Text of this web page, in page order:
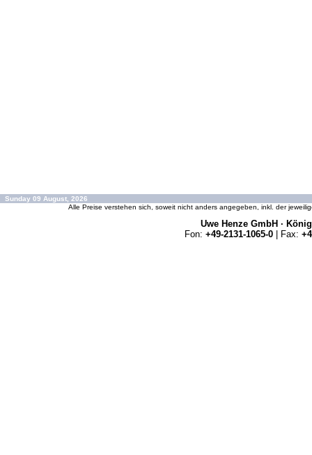
Sunday 09 August, 2026
Alle Preise verstehen sich, soweit nicht anders angegeben, inkl. der
Uwe Henze GmbH ·
Fon: +49-2131-1065-0 | Fax: